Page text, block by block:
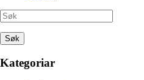
Søk
Kategoriar